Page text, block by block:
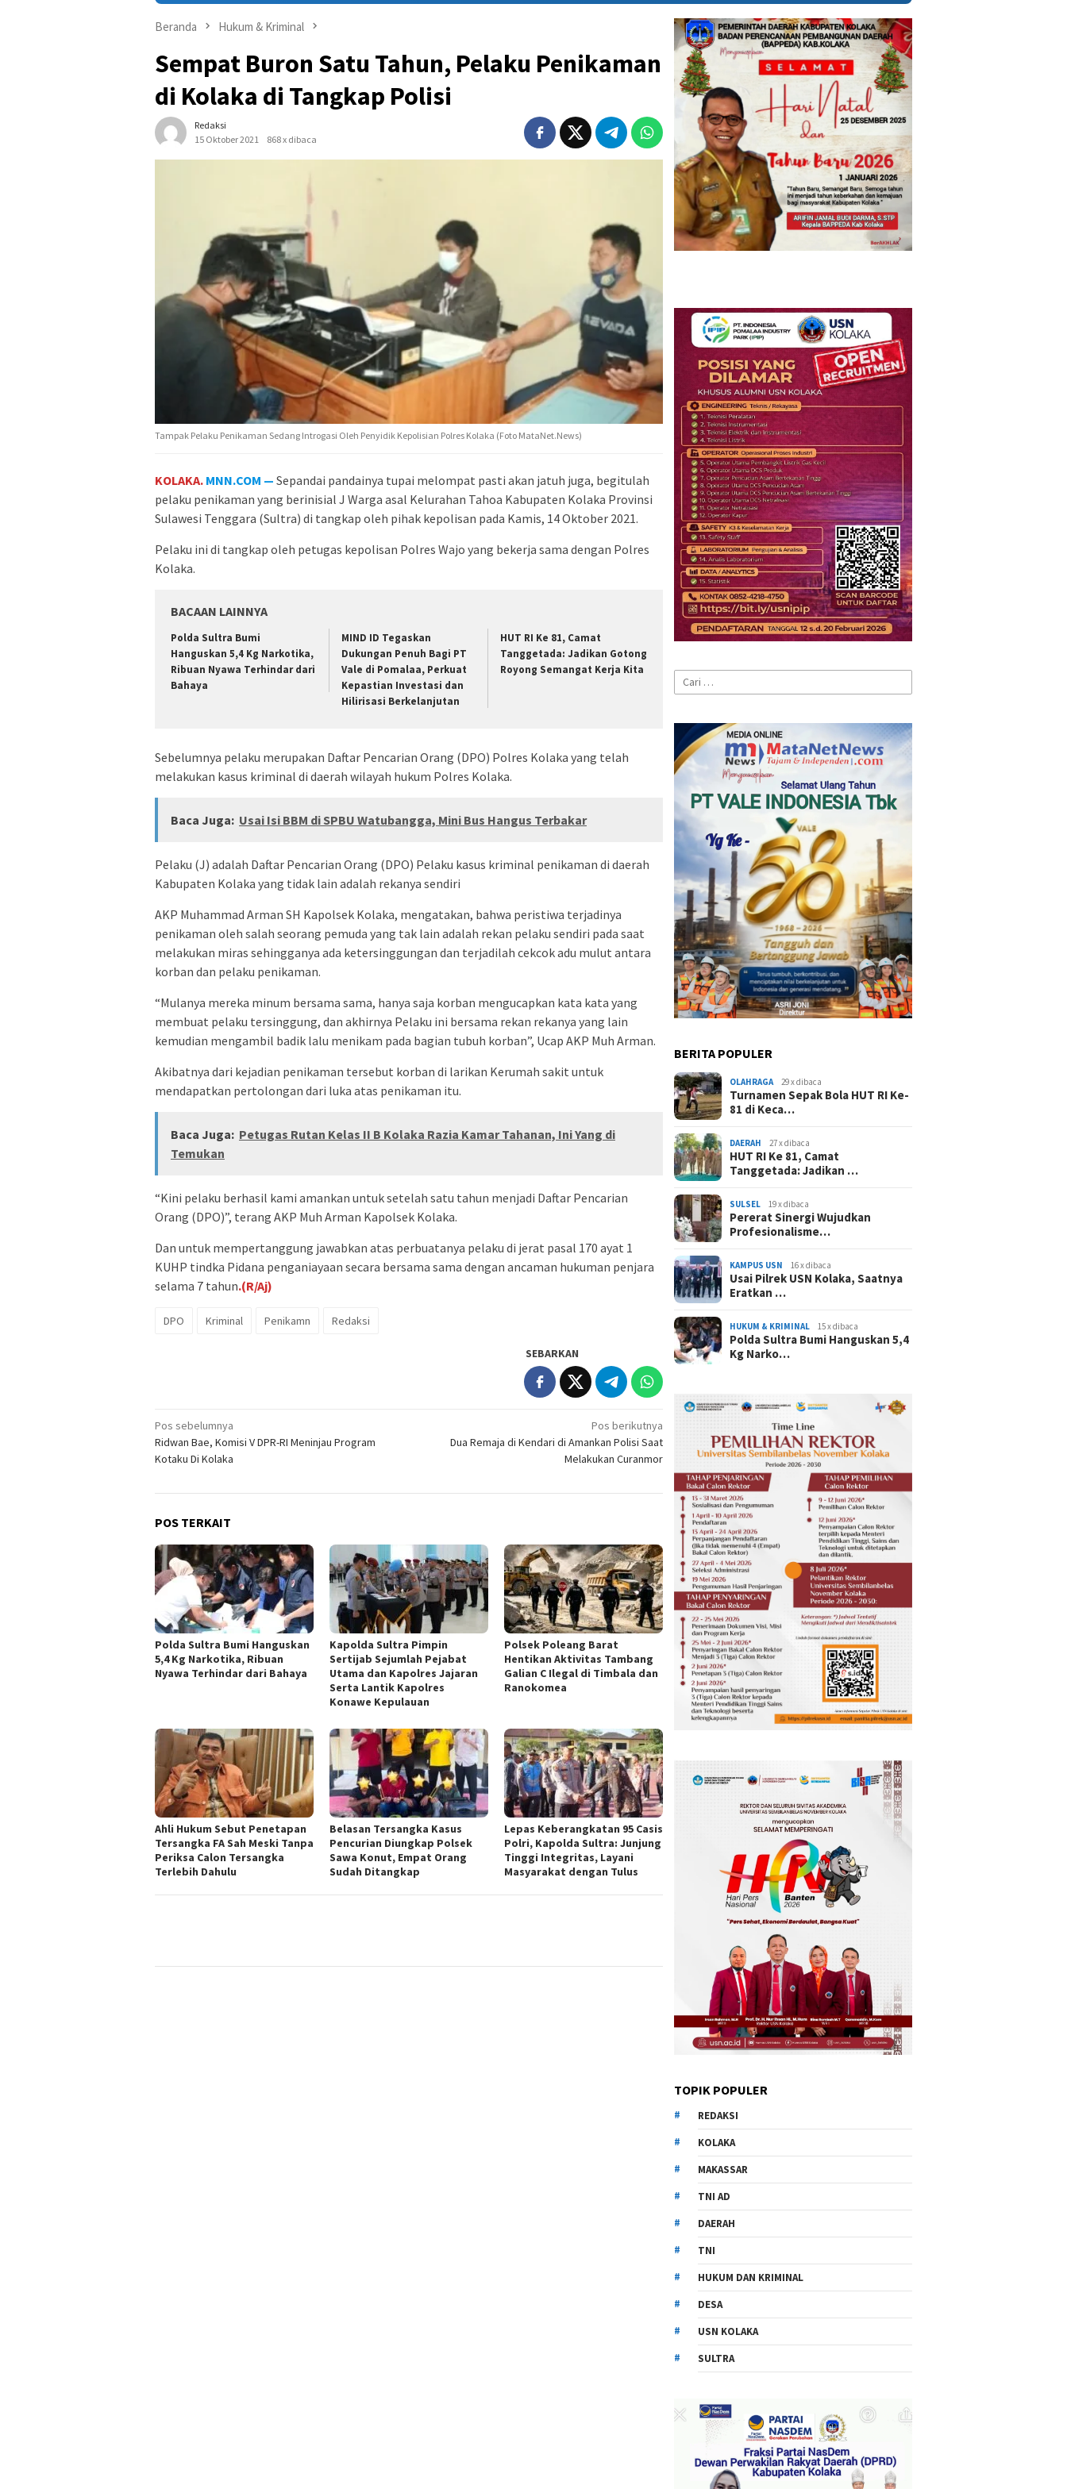
Beranda Hukum & Kriminal
Sempat Buron Satu Tahun, Pelaku Penikaman
di Kolaka di Tangkap Polisi
Redaksi
15 Oktober 2021
868 x dibaca
Tampak Pelaku Penikaman Sedang Introgasi Oleh Penyidik Kepolisian Polres Kolaka (Foto MataNet.News)
KOLAKA. MNN.COM — Sepandai pandainya tupai melompat pasti akan jatuh juga, begitulah
pelaku penikaman yang berinisial J Warga asal Kelurahan Tahoa Kabupaten Kolaka Provinsi
Sulawesi Tenggara (Sultra) di tangkap oleh pihak kepolisan pada Kamis, 14 Oktober 2021.
Pelaku ini di tangkap oleh petugas kepolisan Polres Wajo yang bekerja sama dengan Polres
Kolaka.
BACAAN LAINNYA
Polda Sultra Bumi
Hanguskan 5,4 Kg Narkotika,
Ribuan Nyawa Terhindar dari
Bahaya
MIND ID Tegaskan
Dukungan Penuh Bagi PT
Vale di Pomalaa, Perkuat
Kepastian Investasi dan
Hilirisasi Berkelanjutan
HUT RI Ke 81, Camat
Tanggetada: Jadikan Gotong
Royong Semangat Kerja Kita
Sebelumnya pelaku merupakan Daftar Pencarian Orang (DPO) Polres Kolaka yang telah
melakukan kasus kriminal di daerah wilayah hukum Polres Kolaka.
Baca Juga: Usai Isi BBM di SPBU Watubangga, Mini Bus Hangus Terbakar
Pelaku (J) adalah Daftar Pencarian Orang (DPO) Pelaku kasus kriminal penikaman di daerah
Kabupaten Kolaka yang tidak lain adalah rekanya sendiri
AKP Muhammad Arman SH Kapolsek Kolaka, mengatakan, bahwa peristiwa terjadinya
penikaman oleh salah seorang pemuda yang tak lain adalah rekan pelaku sendiri pada saat
melakukan miras sehingganya ada ketersinggungan dan terjadilah cekcok adu mulut antara
korban dan pelaku penikaman.
“Mulanya mereka minum bersama sama, hanya saja korban mengucapkan kata kata yang
membuat pelaku tersinggung, dan akhirnya Pelaku ini bersama rekan rekanya yang lain
kemudian mengambil badik lalu menikam pada bagian tubuh korban”, Ucap AKP Muh Arman.
Akibatnya dari kejadian penikaman tersebut korban di larikan Kerumah sakit untuk
mendapatkan pertolongan dari luka atas penikaman itu.
Baca Juga: Petugas Rutan Kelas II B Kolaka Razia Kamar Tahanan, Ini Yang di
Temukan
“Kini pelaku berhasil kami amankan untuk setelah satu tahun menjadi Daftar Pencarian
Orang (DPO)”, terang AKP Muh Arman Kapolsek Kolaka.
Dan untuk mempertanggung jawabkan atas perbuatanya pelaku di jerat pasal 170 ayat 1
KUHP tindka Pidana penganiayaan secara bersama sama dengan ancaman hukuman penjara
selama 7 tahun.(R/Aj)
DPO Kriminal Penikamn Redaksi
SEBARKAN
Navigasi
pos
Pos sebelumnya
Ridwan Bae, Komisi V DPR-RI Meninjau Program
Kotaku Di Kolaka
Pos berikutnya
Dua Remaja di Kendari di Amankan Polisi Saat
Melakukan Curanmor
POS TERKAIT
Polda Sultra Bumi Hanguskan
5,4 Kg Narkotika, Ribuan
Nyawa Terhindar dari Bahaya
Kapolda Sultra Pimpin
Sertijab Sejumlah Pejabat
Utama dan Kapolres Jajaran
Serta Lantik Kapolres
Konawe Kepulauan
Polsek Poleang Barat
Hentikan Aktivitas Tambang
Galian C Ilegal di Timbala dan
Ranokomea
Ahli Hukum Sebut Penetapan
Tersangka FA Sah Meski Tanpa
Periksa Calon Tersangka
Terlebih Dahulu
Belasan Tersangka Kasus
Pencurian Diungkap Polsek
Sawa Konut, Empat Orang
Sudah Ditangkap
Lepas Keberangkatan 95 Casis
Polri, Kapolda Sultra: Junjung
Tinggi Integritas, Layani
Masyarakat dengan Tulus
Cari
untuk:
BERITA POPULER
OLAHRAGA 29 x dibaca
Turnamen Sepak Bola HUT RI Ke-
81 di Keca…
DAERAH 27 x dibaca
HUT RI Ke 81, Camat
Tanggetada: Jadikan …
SULSEL 19 x dibaca
Pererat Sinergi Wujudkan
Profesionalisme…
KAMPUS USN 16 x dibaca
Usai Pilrek USN Kolaka, Saatnya
Eratkan …
HUKUM & KRIMINAL 15 x dibaca
Polda Sultra Bumi Hanguskan 5,4
Kg Narko…
TOPIK POPULER
REDAKSI
KOLAKA
MAKASSAR
TNI AD
DAERAH
TNI
HUKUM DAN KRIMINAL
DESA
USN KOLAKA
SULTRA